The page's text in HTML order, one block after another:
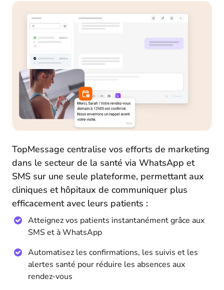
TopMessage centralise vos efforts de marketing
dans le secteur de la santé via WhatsApp et
SMS sur une seule plateforme, permettant aux
cliniques et hôpitaux de communiquer plus
efficacement avec leurs patients :
Atteignez vos patients instantanément grâce aux
SMS et à WhatsApp
Automatisez les confirmations, les suivis et les
alertes santé pour réduire les absences aux
rendez-vous